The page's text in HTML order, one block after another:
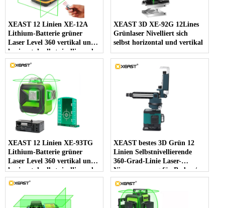
XEAST 12 Linien XE-12A
Lithium-Batterie grüner
Laser Level 360 vertikal und
horizontal selbstnivellierend
Cross Line 3D Laser Level
XEAST 3D XE-92G 12Lines
Grünlaser Nivelliert sich
selbst horizontal und vertikal
XEAST 12 Linien XE-93TG
Lithium-Batterie grüner
Laser Level 360 vertikal und
horizontal selbstnivellierend
Cross Line 3D Laser Level
XEAST bestes 3D Grün 12
Linien Selbstnivellierende
360-Grad-Linie Laser-
Niveaumessung für Boden /
Wand / Decke / Treppe
Dekoration